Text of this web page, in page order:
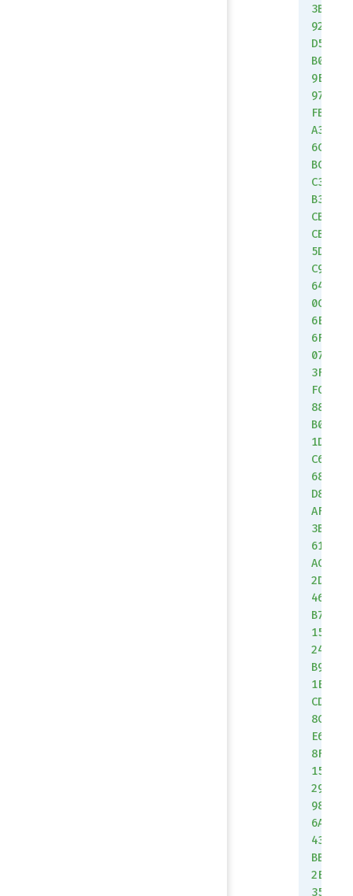
3B
92
D5
B0
9E
97
FB
A3
6C
BC
C3
B3
CB
CB
5D
C9
64
0C
6E
6F
07
3F
FC
88
B0
1D
C6
68
D8
AF
3B
61
AC
2D
46
B7
15
24
B9
1E
CD
8C
E6
8F
15
29
98
6A
43
BB
2E
35